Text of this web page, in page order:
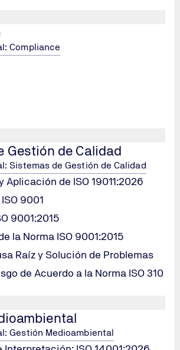
Compliance
Gestión de Calidad
Sistemas de Gestión de Calidad
Aplicación de ISO 19011:2026
9001
9001:2015
la Norma ISO 9001:2015
Raíz y Solución de Problemas
de Acuerdo a la Norma ISO 310
Gestión Medioambiental